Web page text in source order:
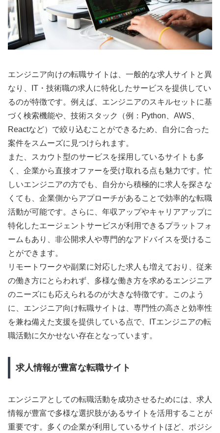
エンジニア向けの転職サイトは、一般的な求人サイトと異
なり、IT・技術職の求人に特化したサービスを提供してい
るのが特徴です。例えば、エンジニアのスキルセットに基
づく検索機能や、技術スタック（例：Python、AWS、
Reactなど）で絞り込むことができるため、自分に合った
案件をスムーズに見つけられます。
また、スカウト型のサービスを採用しているサイトも多
く、企業から直接オファーを受け取れる点も魅力です。忙
しいエンジニアの方でも、自分から積極的に求人を探さな
くても、企業側からアプローチがあることで効率的な転職
活動が可能です。さらに、年収アップやキャリアアップに
特化したエージェントサービスが利用できるプラットフォ
ームもあり、非公開求人や専門的なアドバイスを受けるこ
とができます。
リモートワークや副業に対応した求人も増えており、従来
の働き方にとらわれず、多様な働き方を求めるエンジニア
のニーズにも応えられるのが大きな特徴です。このよう
に、エンジニア向け転職サイトは、専門性の高さと効率性
を兼ね備えた支援を提供している点で、ITエンジニアの転
職活動に欠かせない存在となっています。
求人情報が豊富な転職サイト
エンジニアとしての転職活動を成功させるためには、求人
情報が豊富で多様な選択肢があるサイトを活用することが
重要です。多くの企業が利用しているサイトほど、ポジシ